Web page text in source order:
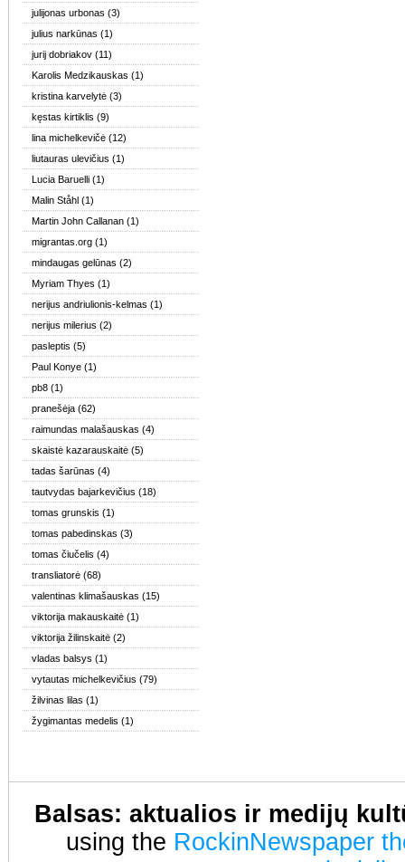
julijonas urbonas (3)
julius narkūnas (1)
jurij dobriakov (11)
Karolis Medzikauskas (1)
kristina karvelytė (3)
kęstas kirtiklis (9)
lina michelkevičė (12)
liutauras ulevičius (1)
Lucia Baruelli (1)
Malin Ståhl (1)
Martin John Callanan (1)
migrantas.org (1)
mindaugas gelūnas (2)
Myriam Thyes (1)
nerijus andriulionis-kelmas (1)
nerijus milerius (2)
pasleptis (5)
Paul Konye (1)
pb8 (1)
pranešėja (62)
raimundas malašauskas (4)
skaistė kazarauskaitė (5)
tadas šarūnas (4)
tautvydas bajarkevičius (18)
tomas grunskis (1)
tomas pabedinskas (3)
tomas čiučelis (4)
transliatorė (68)
valentinas klimašauskas (15)
viktorija makauskaitė (1)
viktorija žilinskaitė (2)
vladas balsys (1)
vytautas michelkevičius (79)
žilvinas lilas (1)
žygimantas medelis (1)
Balsas: aktualios ir medijų
using the RockinNewspaper